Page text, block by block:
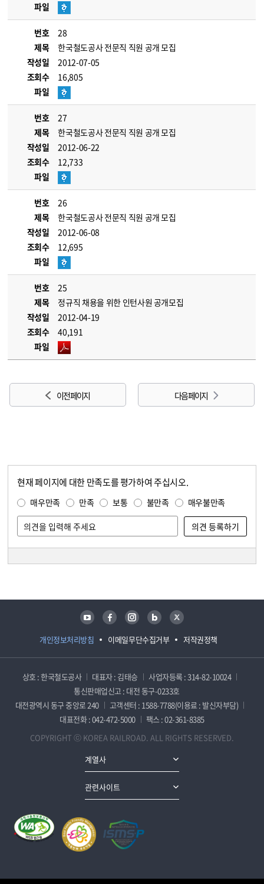
파일
번호
28
제목
한국철도공사 전문직 직원 공개 모집
작성일
2012-07-05
조회수
16,805
파일
번호
27
제목
한국철도공사 전문직 직원 공개 모집
작성일
2012-06-22
조회수
12,733
파일
번호
26
제목
한국철도공사 전문직 직원 공개 모집
작성일
2012-06-08
조회수
12,695
파일
번호
25
제목
정규직 채용을 위한 인턴사원 공개모집
작성일
2012-04-19
조회수
40,191
파일
이전 페이지 다음 페이지
현재 페이지에 대한 만족도를 평가하여 주십시오.
매우만족 만족 보통 불만족 매우불만족
개인정보처리방침 이메일무단수집거부 저작권정책
유튜브 페이스북 인스타그램 블로그 트위터
상호 : 한국철도공사 대표자 : 김태승
사업자등록 : 314-82-10024
통신판매업신고 : 대전 동구-0233호
대전광역시 동구 중앙로 240
고객센터 : 1588-7788(이용료 : 발신자부담)
대표전화 : 042-472-5000
팩스 : 02-361-8385
COPYRIGHT ⓒ KOREA RAILROAD. ALL RIGHTS RESERVED.
계열사
관련사이트